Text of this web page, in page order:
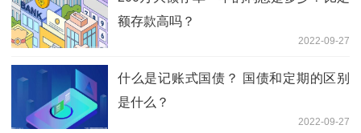
额存款高吗？
2022-09-27
什么是记账式国债？ 国债和定期的区别
是什么？
2022-09-27